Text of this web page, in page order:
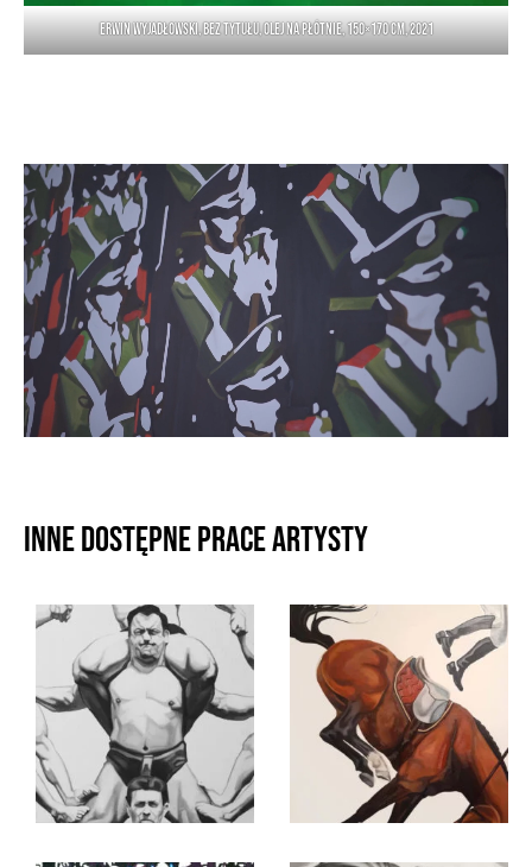
Erwin Wyjadłowski, bez tytułu, olej na płótnie, 150×170 cm, 2021
Inne dostępne prace artysty